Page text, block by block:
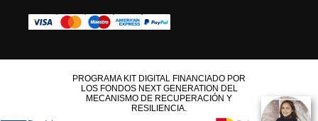
PROGRAMA KIT DIGITAL FINANCIADO POR
LOS FONDOS NEXT GENERATION DEL
MECANISMO DE RECUPERACIÓN Y
RESILIENCIA.